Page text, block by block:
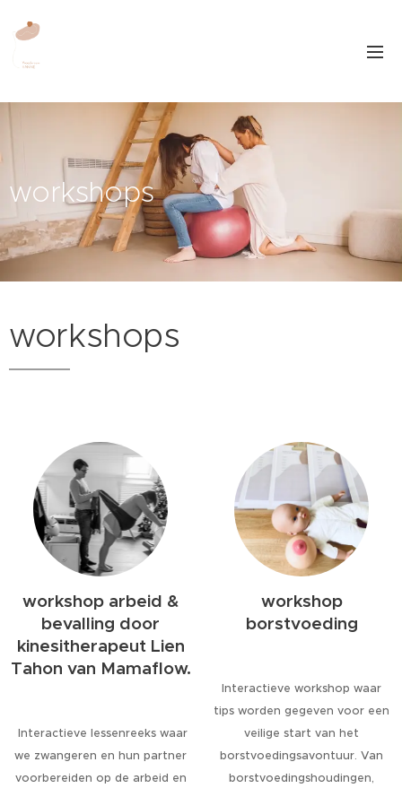
workshops
workshops
workshop arbeid &
bevalling door
kinesitherapeut Lien
Tahon van Mamaflow.
Interactieve lessenreeks waar
we zwangeren en hun partner
voorbereiden op de arbeid en
workshop
borstvoeding
Interactieve workshop waar
tips worden gegeven voor een
veilige start van het
borstvoedingsavontuur. Van
borstvoedingshoudingen,